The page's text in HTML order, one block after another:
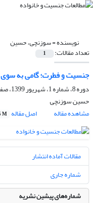
نویسنده =سوزنچی، حسین
تعداد مقالات: 1
جنسیت و فطرت؛ گامی به
دوره 8، شماره 1، شهریور 1399، صفحه
حسین سوزنچی
مشاهده مقاله
اصل مقاله M
مقالات آماده انتشار
شماره جاری
شماره‌های پیشین نشریه